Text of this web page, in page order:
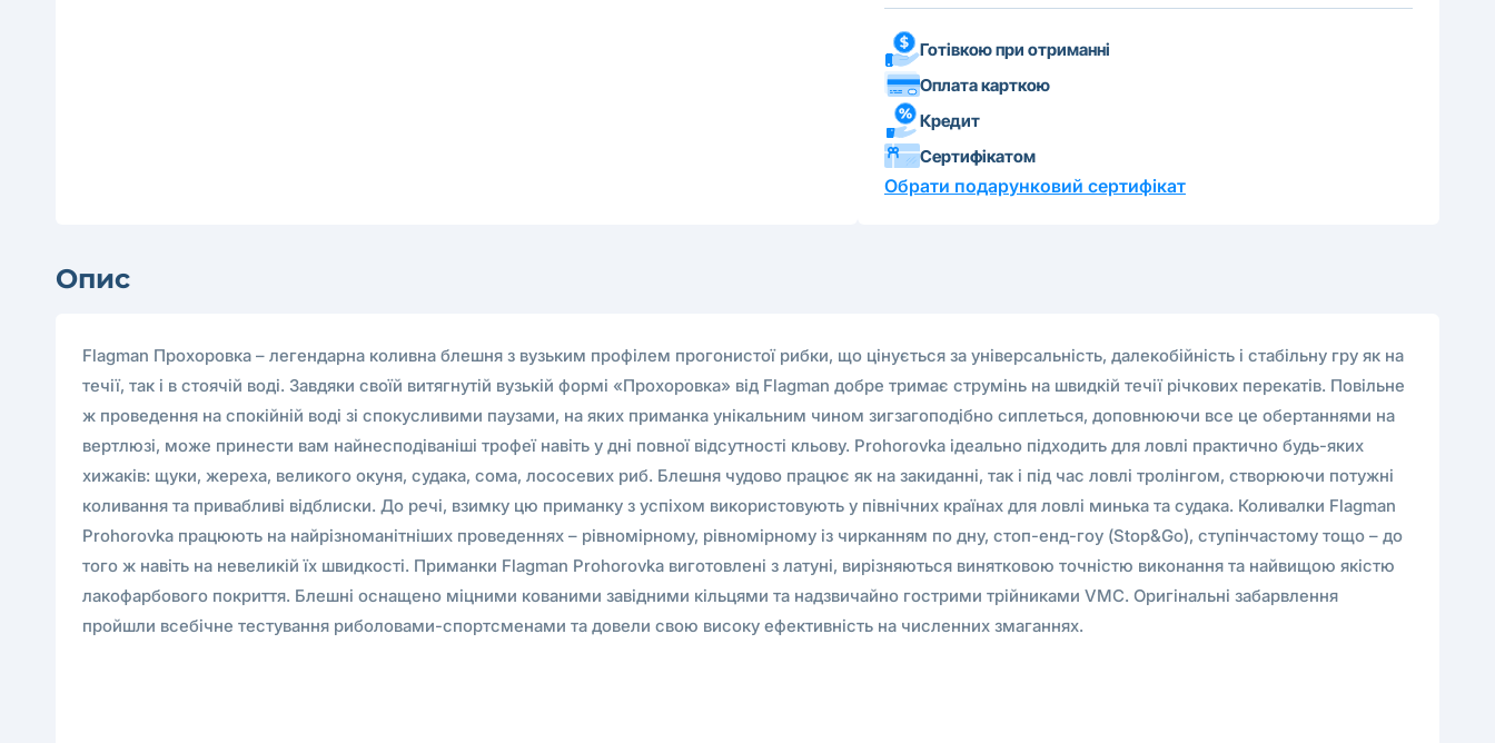
Готівкою при отриманні
Оплата карткою
Кредит
Сертифікатом
Обрати подарунковий сертифікат
Опис
Flagman Прохоровка – легендарна коливна блешня з вузьким профілем прогонистої рибки, що цінується за універсальність, далекобійність і стабільну гру як на
течії, так і в стоячій воді. Завдяки своїй витягнутій вузькій формі «Прохоровка» від Flagman добре тримає струмінь на швидкій течії річкових перекатів. Повільне
ж проведення на спокійній воді зі спокусливими паузами, на яких приманка унікальним чином зигзагоподібно сиплеться, доповнюючи все це обертаннями на
вертлюзі, може принести вам найнесподіваніші трофеї навіть у дні повної відсутності кльову. Prohorovka ідеально підходить для ловлі практично будь-яких
хижаків: щуки, жереха, великого окуня, судака, сома, лососевих риб. Блешня чудово працює як на закиданні, так і під час ловлі тролінгом, створюючи потужні
коливання та привабливі відблиски. До речі, взимку цю приманку з успіхом використовують у північних країнах для ловлі минька та судака. Коливалки Flagman
Prohorovka працюють на найрізноманітніших проведеннях – рівномірному, рівномірному із чирканням по дну, стоп-енд-гоу (Stop&Go), ступінчастому тощо – до
того ж навіть на невеликій їх швидкості. Приманки Flagman Prohorovka виготовлені з латуні, вирізняються винятковою точністю виконання та найвищою якістю
лакофарбового покриття. Блешні оснащено міцними кованими завідними кільцями та надзвичайно гострими трійниками VMC. Оригінальні забарвлення
пройшли всебічне тестування риболовами-спортсменами та довели свою високу ефективність на численних змаганнях.